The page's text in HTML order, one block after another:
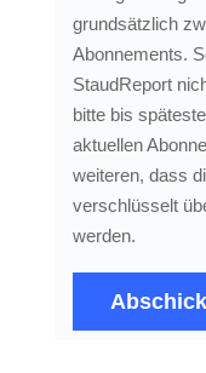
grundsätzlich
Abonnements.
StaudReport
bitte bis
aktuellen
weiteren, dass
verschlüsselt
werden.